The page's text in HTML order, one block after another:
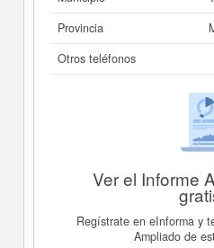
Provincia
Otros teléfonos
Ver el Informe
Regístrate en eInforma y
Ampliado de